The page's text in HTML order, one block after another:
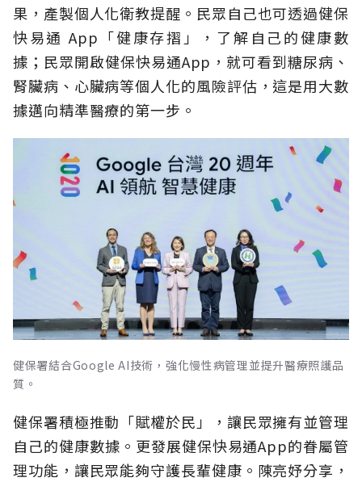
果，產製個人化衛教提醒。民眾自己也可透過健保
快易通 App「健康存摺」，了解自己的健康數
據；民眾開啟健保快易通App，就可看到糖尿病、
腎臟病、心臟病等個人化的風險評估，這是用大數
據邁向精準醫療的第一步。
健保署結合Google AI技術，強化慢性病管理並提升醫療照護品
質。
健保署積極推動「賦權於民」，讓民眾擁有並管理
自己的健康數據。更發展健保快易通App的眷屬管
理功能，讓民眾能夠守護長輩健康。陳亮妤分享，